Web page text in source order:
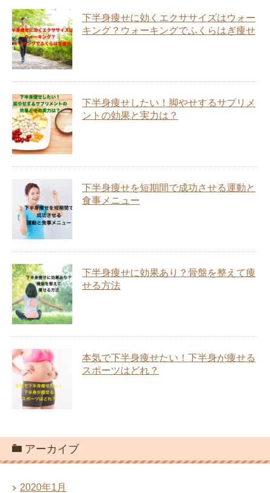
下半身痩せに効くエクササイズはウォー
キング？ウォーキングでふくらはぎ痩せ
下半身痩せしたい！脚やせするサプリメ
ントの効果と実力は？
下半身痩せを短期間で成功させる運動と
食事メニュー
下半身痩せに効果あり？骨盤を整えて痩
せる方法
本気で下半身痩せたい！下半身が痩せる
スポーツはどれ？
アーカイブ
2020年1月